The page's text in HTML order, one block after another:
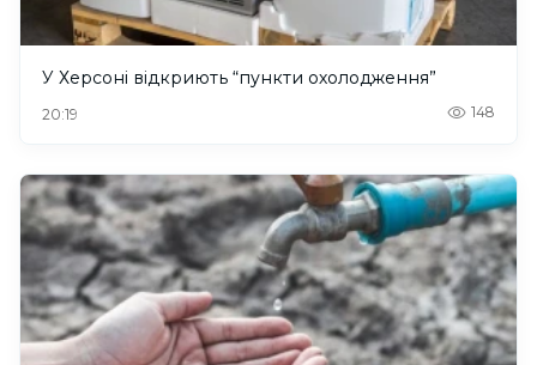
У Херсоні відкриють “пункти охолодження”
20:19 148